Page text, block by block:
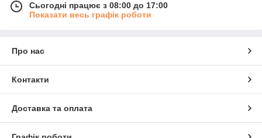
Сьогодні працює з 08:00 до 17:00
Показати весь графік роботи
Про нас
Контакти
Доставка та оплата